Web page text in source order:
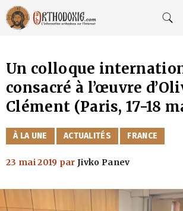
Aller
au
contenu
Un colloque
consacré à l’œuvre
Clément (Paris, 17-18
CATÉGORIES
À LA UNE ACTUALITÉS FRANCE
23 mai 2019 parJivko Panev